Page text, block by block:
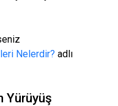
Nelerdir? adlı
Yürüyüş